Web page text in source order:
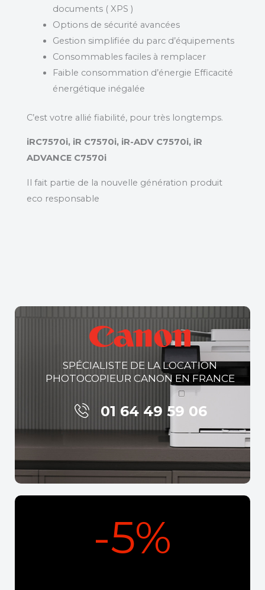
documents ( XPS )
Options de sécurité avancées
Gestion simplifiée du parc d’équipements
Consommables faciles à remplacer
Faible consommation d’énergie Efficacité
énergétique inégalée
C’est votre allié fiabilité, pour très longtemps.
iRC7570i, iR C7570i, iR-ADV C7570i, iR
ADVANCE C7570i
Il fait partie de la nouvelle génération produit
eco responsable
SPÉCIALISTE DE LA LOCATION
PHOTOCOPIEUR CANON EN FRANCE
01 64 49 59 06
-5%